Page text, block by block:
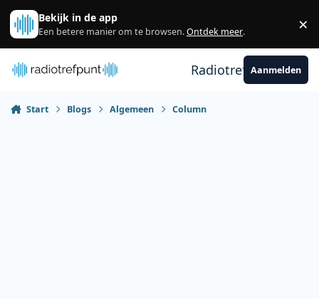
Spring naar bijdragen
Bekijk in de app
Een betere manier om te browsen.Ontdek meer. ×
RadiotrefpuntAanmelden
Start Blogs Algemeen Column